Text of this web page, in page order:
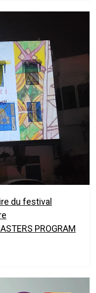
du festival
PROGRAM